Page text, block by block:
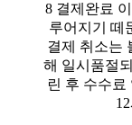
8 결제완료
루어지기 떼
결제 취소는
해 일시품절
린 후 수수료